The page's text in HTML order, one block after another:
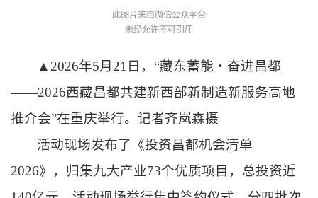
▲2026年5月21日，“藏东蓄能・奋进昌都
——2026西藏昌都共建新西部新制造新服务高地
推介会”在重庆举行。记者齐岚森摄
活动现场发布了《投资昌都机会清单
2026》，归集九大产业73个优质项目，总投资近